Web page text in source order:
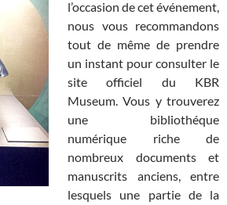
l’occasion de cet événement,
nous vous recommandons
tout de même de prendre
un instant pour consulter le
site officiel du KBR
Museum. Vous y trouverez
une bibliothéque
numérique riche de
nombreux documents et
manuscrits anciens, entre
lesquels une partie de la